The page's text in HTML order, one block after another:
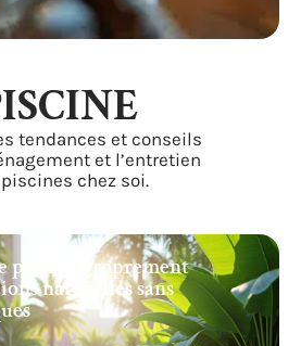
tendances et conseils
et l’entretien
chez soi.
piscine proprement
naturelles sans